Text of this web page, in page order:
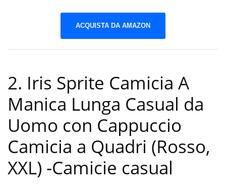
ACQUISTA DA AMAZON
2. Iris Sprite Camicia A
Manica Lunga Casual da
Uomo con Cappuccio
Camicia a Quadri (Rosso,
XXL) -Camicie casual